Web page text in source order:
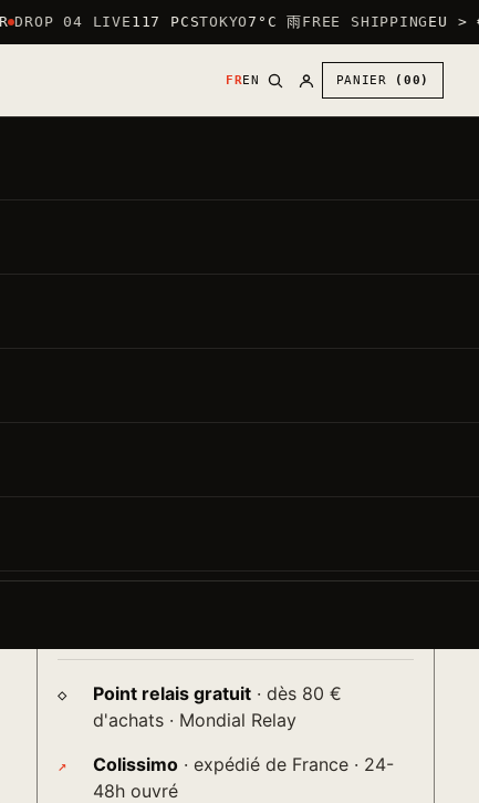
DROP 04 LIVE117 PCS TOKYO7°C 雨FREE SHIPPINGEU >
FREN PANIER (00)
30 ,00
PRIX DIRECT
PAR DÉFAUT : LOGO CŒUR (POITRINE) +
AJOUTER AU PANIER
♡
Point relais gratuit · dès 80 €
d'achats · Mondial Relay
Colissimo · expédié de France · 24-
48h ouvré